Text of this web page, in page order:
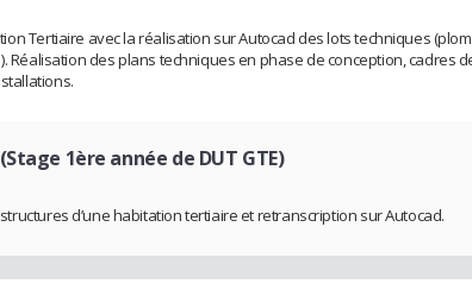
Tertiaire avec la réalisation sur Autocad des lots techniques
Réalisation des plans techniques en phase de conception, cadres
1ère année de DUT GTE)
d’une habitation tertiaire et retranscription sur Autocad.